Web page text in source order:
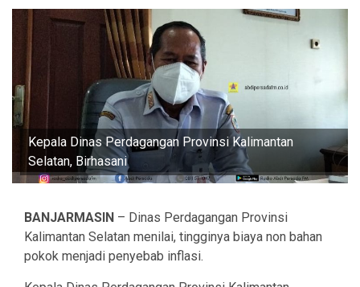
Kepala Dinas Perdagangan Provinsi Kalimantan
Selatan, Birhasani
BANJARMASIN – Dinas Perdagangan Provinsi
Kalimantan Selatan menilai, tingginya biaya non bahan
pokok menjadi penyebab inflasi.